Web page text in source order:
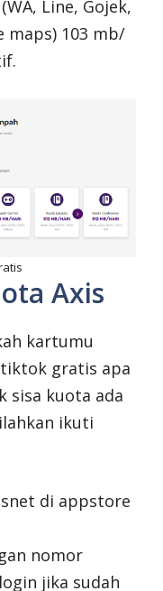
Line, Gojek,
maps) 103 mb/
Axis
kartumu
gratis apa
sisa kuota ada
ikuti
di appstore
nomor
jika sudah